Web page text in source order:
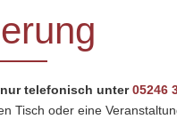
telefonisch unter05246
Tisch oder eine